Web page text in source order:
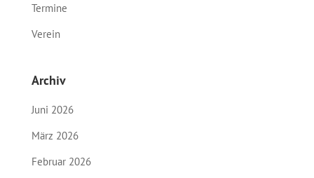
Termine
Verein
Archiv
Juni 2026
März 2026
Februar 2026